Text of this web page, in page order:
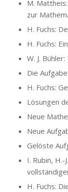
M.
zur
H. Fuchs:
H. Fuchs:
W. J.
Die
H. Fuchs:
Lösungen
Neue
Neue
Gelöste
I. Rubin, H.-
H. Fuchs: